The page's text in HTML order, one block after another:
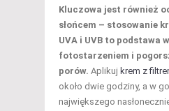
Kluczowa jest również
słońcem – stosowanie
UVA i UVB to podstawa
fotostarzeniem i
porów. Aplikuj krem z
około dwie godziny, a w
największego